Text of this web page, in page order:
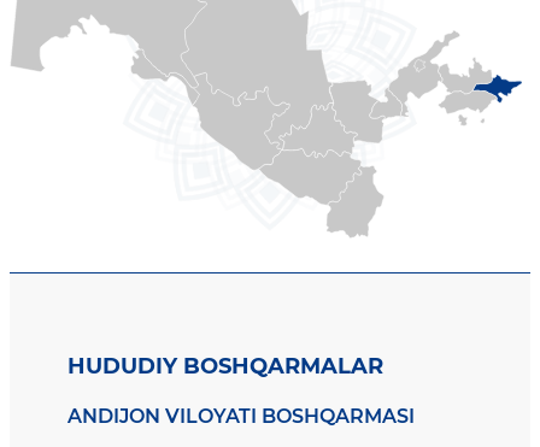
HUDUDIY BOSHQARMALAR
ANDIJON VILOYATI BOSHQARMASI